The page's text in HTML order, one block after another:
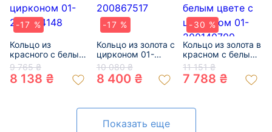
-17 %
Кольцо из
красного с белым
золота с цирконом
01-200504148
9 765 ₴
8 138 ₴
-17 %
Кольцо из золота с
цирконом 01-
200867517
10 080 ₴
8 400 ₴
-30 %
Кольцо из золота в
красном с белым
цвете с цирконом
01-200140709
11 151 ₴
7 788 ₴
Показать еще